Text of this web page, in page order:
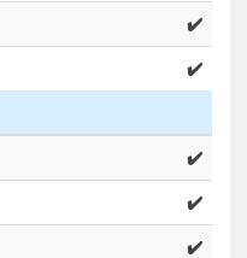
✔️
✔️
✔️
✔️
✔️